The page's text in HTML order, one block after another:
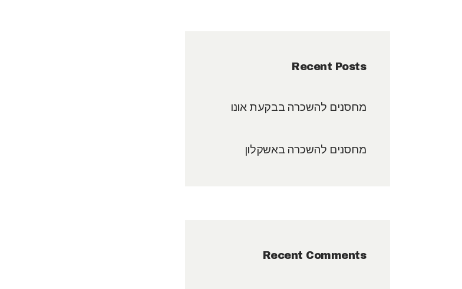
Recent Posts
מחסנים להשכרה בבקעת אונו
מחסנים להשכרה באשקלון
Recent Comments